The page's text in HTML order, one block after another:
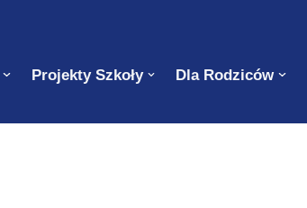
Projekty Szkoły Dla Rodziców